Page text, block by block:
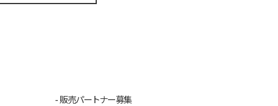
販売パートナー募集